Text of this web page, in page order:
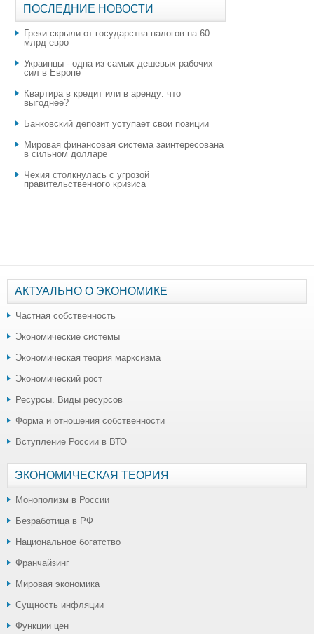
ПОСЛЕДНИЕ НОВОСТИ
Греки скрыли от государства налогов на 60
млрд евро
Украинцы - одна из самых дешевых рабочих
сил в Европе
Квартира в кредит или в аренду: что
выгоднее?
​Банковский депозит уступает свои позиции
Мировая финансовая система заинтересована
в сильном долларе
Чехия столкнулась с угрозой
правительственного кризиса
АКТУАЛЬНО О ЭКОНОМИКЕ
Частная собственность
Экономические системы
Экономическая теория марксизма
Экономический рост
Ресурсы. Виды ресурсов
Форма и отношения собственности
Вступление России в ВТО
ЭКОНОМИЧЕСКАЯ ТЕОРИЯ
Монополизм в России
Безработица в РФ
Национальное богатство
Франчайзинг
Мировая экономика
Сущность инфляции
Функции цен